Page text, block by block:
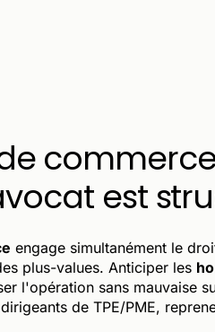
est
engage simultanément le
plus-values. Anticiper les
l'opération sans mauvaise
de TPE/PME,